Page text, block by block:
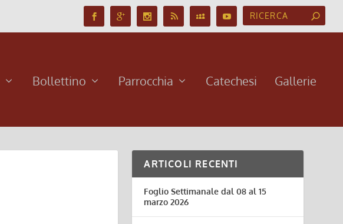
Bollettino Parrocchia Catechesi Gallerie
ARTICOLI RECENTI
Foglio Settimanale dal 08 al 15
marzo 2026